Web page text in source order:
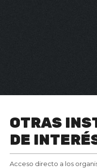
OTRAS
DE
Acceso directo a los